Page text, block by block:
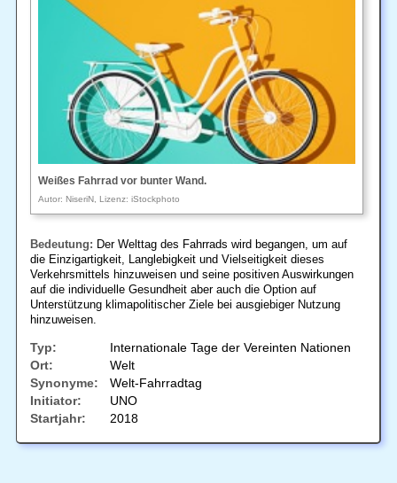
Weißes Fahrrad vor bunter Wand.
Autor: NiseriN, Lizenz: iStockphoto
Bedeutung: Der Welttag des Fahrrads wird begangen, um auf
die Einzigartigkeit, Langlebigkeit und Vielseitigkeit dieses
Verkehrsmittels hinzuweisen und seine positiven Auswirkungen
auf die individuelle Gesundheit aber auch die Option auf
Unterstützung klimapolitischer Ziele bei ausgiebiger Nutzung
hinzuweisen.
Typ:
Internationale Tage der Vereinten Nationen
Ort:
Welt
Synonyme:
Welt-Fahrradtag
Initiator:
UNO
Startjahr:
2018